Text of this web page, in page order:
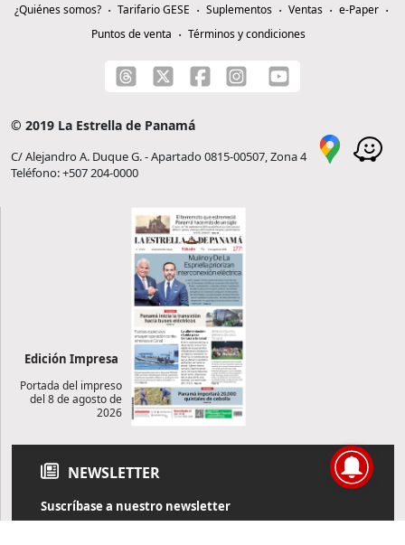
¿Quiénes somos? Tarifario GESE Suplementos Ventas
e-Paper
Puntos de venta
Términos y condiciones
© 2019 La Estrella de Panamá
C/ Alejandro A. Duque G. - Apartado 0815-00507, Zona 4
Teléfono: +507 204-0000
Edición Impresa
Portada del impreso
del 8 de agosto de
2026
NEWSLETTER
Suscríbase a nuestro newsletter
Reciba diariamente información de actualidad directamente en